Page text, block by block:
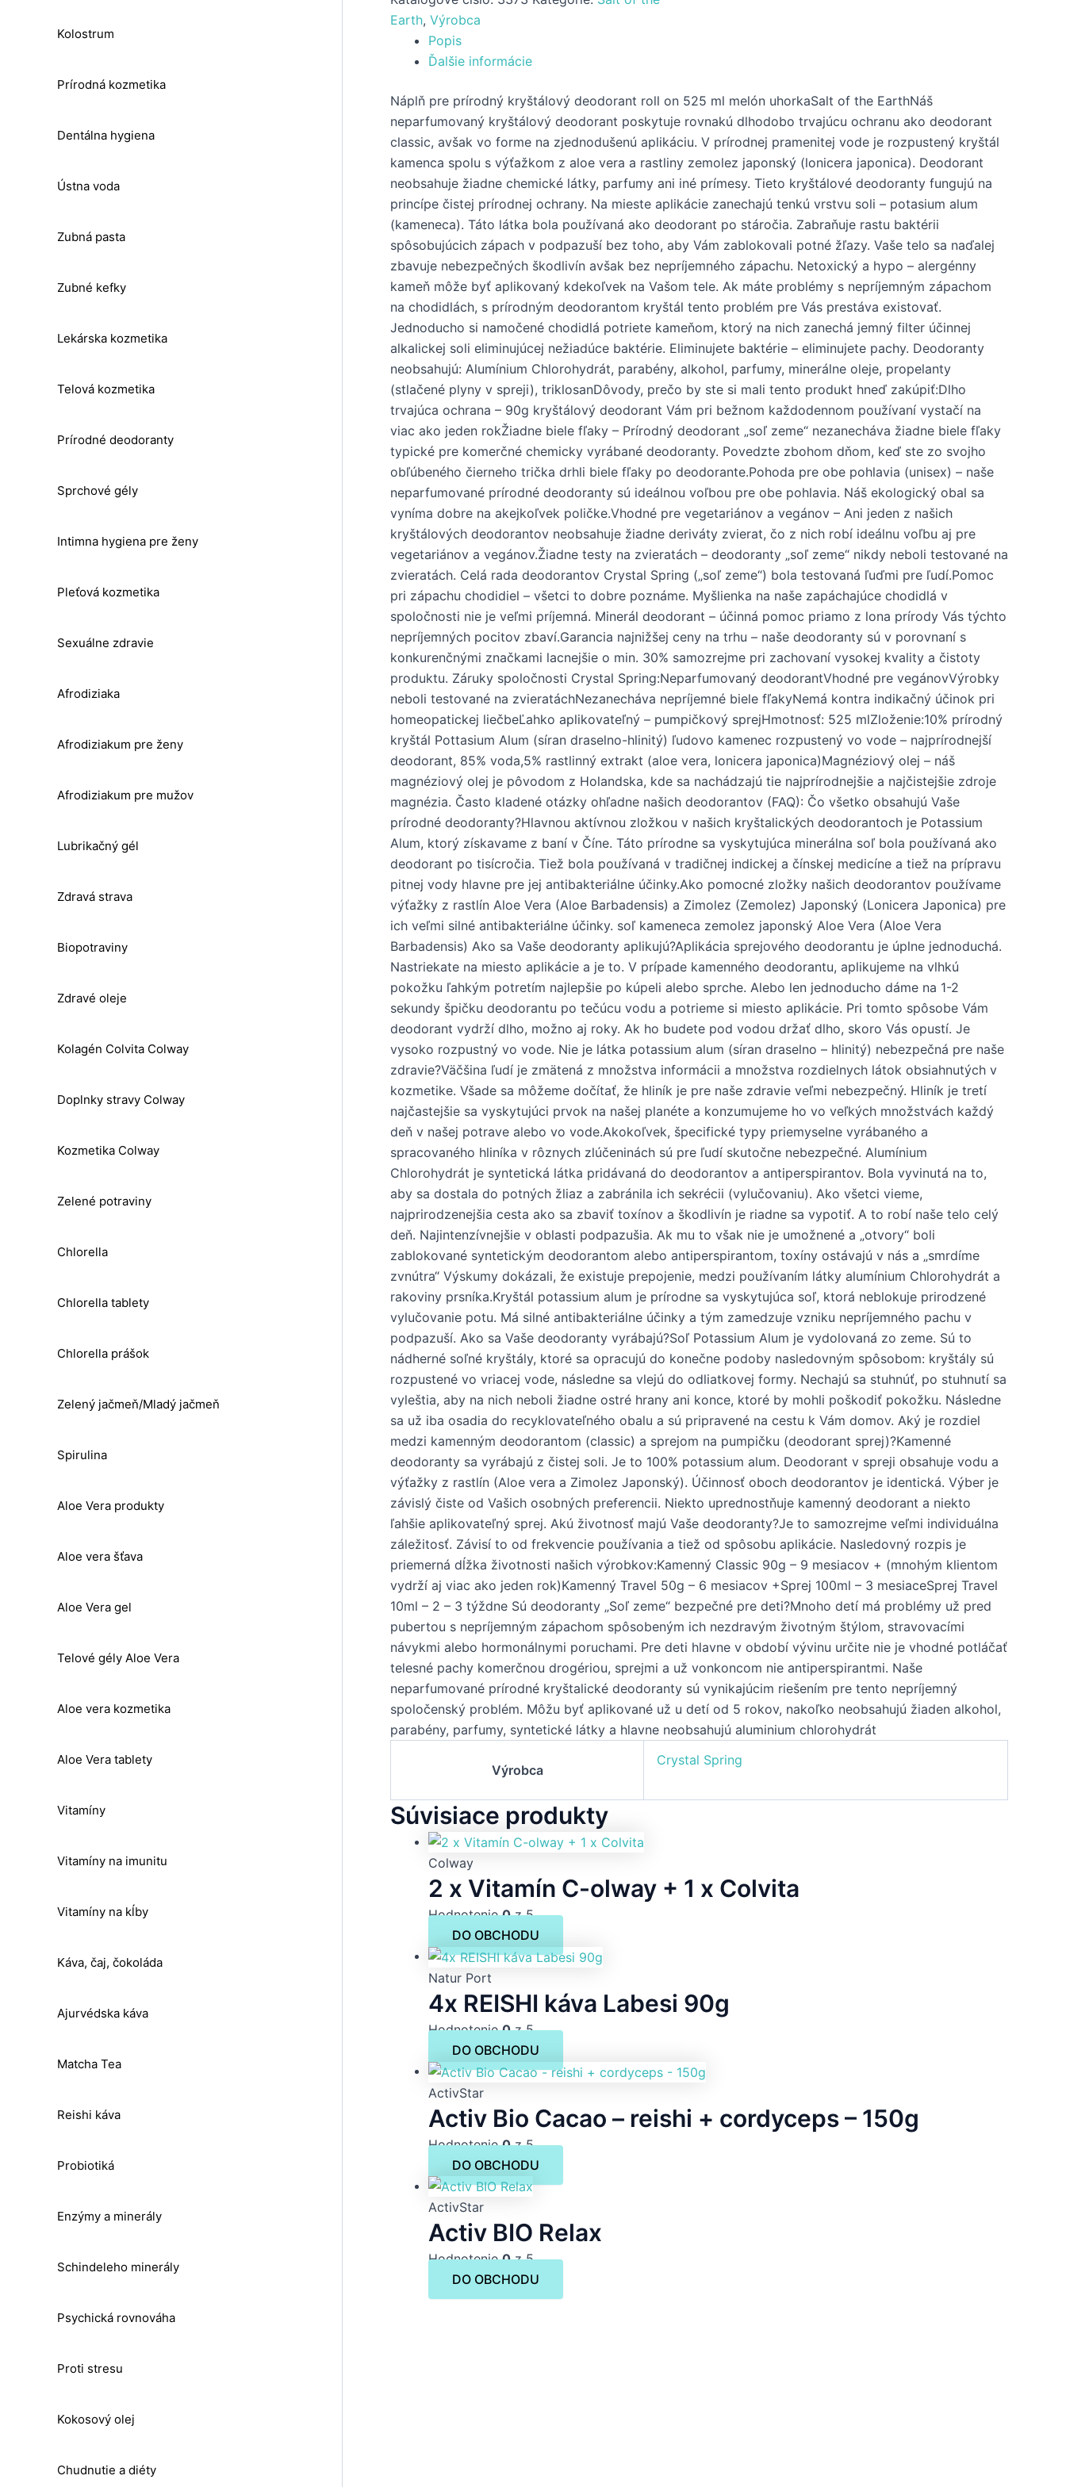
Kolostrum
Prírodná kozmetika
Dentálna hygiena
Ústna voda
Zubná pasta
Zubné kefky
Lekárska kozmetika
Telová kozmetika
Prírodné deodoranty
Sprchové gély
Intimna hygiena pre ženy
Pleťová kozmetika
Sexuálne zdravie
Afrodiziaka
Afrodiziakum pre ženy
Afrodiziakum pre mužov
Lubrikačný gél
Zdravá strava
Biopotraviny
Zdravé oleje
Kolagén Colvita Colway
Doplnky stravy Colway
Kozmetika Colway
Zelené potraviny
Chlorella
Chlorella tablety
Chlorella prášok
Zelený jačmeň/Mladý jačmeň
Spirulina
Aloe Vera produkty
Aloe vera šťava
Aloe Vera gel
Telové gély Aloe Vera
Aloe vera kozmetika
Aloe Vera tablety
Vitamíny
Vitamíny na imunitu
Vitamíny na kĺby
Káva, čaj, čokoláda
Ajurvédska káva
Matcha Tea
Reishi káva
Probiotiká
Enzýmy a minerály
Schindeleho minerály
Psychická rovnováha
Proti stresu
Kokosový olej
Chudnutie a diéty
Earth, Výrobca
Popis
Ďalšie informácie
Náplň pre prírodný kryštálový deodorant roll on 525 ml melón uhorkaSalt of the EarthNáš
neparfumovaný kryštálový deodorant poskytuje rovnakú dlhodobo trvajúcu ochranu ako deodorant
classic, avšak vo forme na zjednodušenú aplikáciu. V prírodnej pramenitej vode je rozpustený kryštál
kamenca spolu s výťažkom z aloe vera a rastliny zemolez japonský (lonicera japonica). Deodorant
neobsahuje žiadne chemické látky, parfumy ani iné prímesy. Tieto kryštálové deodoranty fungujú na
princípe čistej prírodnej ochrany. Na mieste aplikácie zanechajú tenkú vrstvu soli – potasium alum
(kameneca). Táto látka bola používaná ako deodorant po stáročia. Zabraňuje rastu baktérii
spôsobujúcich zápach v podpazuší bez toho, aby Vám zablokovali potné žľazy. Vaše telo sa naďalej
zbavuje nebezpečných škodlivín avšak bez nepríjemného zápachu. Netoxický a hypo – alergénny
kameň môže byť aplikovaný kdekoľvek na Vašom tele. Ak máte problémy s nepríjemným zápachom
na chodidlách, s prírodným deodorantom kryštál tento problém pre Vás prestáva existovať.
Jednoducho si namočené chodidlá potriete kameňom, ktorý na nich zanechá jemný filter účinnej
alkalickej soli eliminujúcej nežiadúce baktérie. Eliminujete baktérie – eliminujete pachy. Deodoranty
neobsahujú: Alumínium Chlorohydrát, parabény, alkohol, parfumy, minerálne oleje, propelanty
(stlačené plyny v spreji), triklosanDôvody, prečo by ste si mali tento produkt hneď zakúpiť:Dlho
trvajúca ochrana – 90g kryštálový deodorant Vám pri bežnom každodennom používaní vystačí na
viac ako jeden rokŽiadne biele fľaky – Prírodný deodorant „soľ zeme“ nezanecháva žiadne biele fľaky
typické pre komerčné chemicky vyrábané deodoranty. Povedzte zbohom dňom, keď ste zo svojho
obľúbeného čierneho trička drhli biele fľaky po deodorante.Pohoda pre obe pohlavia (unisex) – naše
neparfumované prírodné deodoranty sú ideálnou voľbou pre obe pohlavia. Náš ekologický obal sa
vyníma dobre na akejkoľvek poličke.Vhodné pre vegetariánov a vegánov – Ani jeden z našich
kryštálových deodorantov neobsahuje žiadne deriváty zvierat, čo z nich robí ideálnu voľbu aj pre
vegetariánov a vegánov.Žiadne testy na zvieratách – deodoranty „soľ zeme“ nikdy neboli testované na
zvieratách. Celá rada deodorantov Crystal Spring („soľ zeme“) bola testovaná ľuďmi pre ľudí.Pomoc
pri zápachu chodidiel – všetci to dobre poznáme. Myšlienka na naše zapáchajúce chodidlá v
spoločnosti nie je veľmi príjemná. Minerál deodorant – účinná pomoc priamo z lona prírody Vás týchto
nepríjemných pocitov zbaví.Garancia najnižšej ceny na trhu – naše deodoranty sú v porovnaní s
konkurenčnými značkami lacnejšie o min. 30% samozrejme pri zachovaní vysokej kvality a čistoty
produktu. Záruky spoločnosti Crystal Spring:Neparfumovaný deodorantVhodné pre vegánovVýrobky
neboli testované na zvieratáchNezanecháva nepríjemné biele fľakyNemá kontra indikačný účinok pri
homeopatickej liečbeĽahko aplikovateľný – pumpičkový sprejHmotnosť: 525 mlZloženie:10% prírodný
kryštál Pottasium Alum (síran draselno-hlinitý) ľudovo kamenec rozpustený vo vode – najprírodnejší
deodorant, 85% voda,5% rastlinný extrakt (aloe vera, lonicera japonica)Magnéziový olej – náš
magnéziový olej je pôvodom z Holandska, kde sa nachádzajú tie najprírodnejšie a najčistejšie zdroje
magnézia. Často kladené otázky ohľadne našich deodorantov (FAQ): Čo všetko obsahujú Vaše
prírodné deodoranty?Hlavnou aktívnou zložkou v našich kryštalických deodorantoch je Potassium
Alum, ktorý získavame z baní v Číne. Táto prírodne sa vyskytujúca minerálna soľ bola používaná ako
deodorant po tisícročia. Tiež bola používaná v tradičnej indickej a čínskej medicíne a tiež na prípravu
pitnej vody hlavne pre jej antibakteriálne účinky.Ako pomocné zložky našich deodorantov používame
výťažky z rastlín Aloe Vera (Aloe Barbadensis) a Zimolez (Zemolez) Japonský (Lonicera Japonica) pre
ich veľmi silné antibakteriálne účinky. soľ kameneca zemolez japonský Aloe Vera (Aloe Vera
Barbadensis) Ako sa Vaše deodoranty aplikujú?Aplikácia sprejového deodorantu je úplne jednoduchá.
Nastriekate na miesto aplikácie a je to. V prípade kamenného deodorantu, aplikujeme na vlhkú
pokožku ľahkým potretím najlepšie po kúpeli alebo sprche. Alebo len jednoducho dáme na 1-2
sekundy špičku deodorantu po tečúcu vodu a potrieme si miesto aplikácie. Pri tomto spôsobe Vám
deodorant vydrží dlho, možno aj roky. Ak ho budete pod vodou držať dlho, skoro Vás opustí. Je
vysoko rozpustný vo vode. Nie je látka potassium alum (síran draselno – hlinitý) nebezpečná pre naše
zdravie?Väčšina ľudí je zmätená z množstva informácii a množstva rozdielnych látok obsiahnutých v
kozmetike. Všade sa môžeme dočítať, že hliník je pre naše zdravie veľmi nebezpečný. Hliník je tretí
najčastejšie sa vyskytujúci prvok na našej planéte a konzumujeme ho vo veľkých množstvách každý
deň v našej potrave alebo vo vode.Akokoľvek, špecifické typy priemyselne vyrábaného a
spracovaného hliníka v rôznych zlúčeninách sú pre ľudí skutočne nebezpečné. Alumínium
Chlorohydrát je syntetická látka pridávaná do deodorantov a antiperspirantov. Bola vyvinutá na to,
aby sa dostala do potných žliaz a zabránila ich sekrécii (vylučovaniu). Ako všetci vieme,
najprirodzenejšia cesta ako sa zbaviť toxínov a škodlivín je riadne sa vypotiť. A to robí naše telo celý
deň. Najintenzívnejšie v oblasti podpazušia. Ak mu to však nie je umožnené a „otvory“ boli
zablokované syntetickým deodorantom alebo antiperspirantom, toxíny ostávajú v nás a „smrdíme
zvnútra“ Výskumy dokázali, že existuje prepojenie, medzi používaním látky alumínium Chlorohydrát a
rakoviny prsníka.Kryštál potassium alum je prírodne sa vyskytujúca soľ, ktorá neblokuje prirodzené
vylučovanie potu. Má silné antibakteriálne účinky a tým zamedzuje vzniku nepríjemného pachu v
podpazuší. Ako sa Vaše deodoranty vyrábajú?Soľ Potassium Alum je vydolovaná zo zeme. Sú to
nádherné soľné kryštály, ktoré sa opracujú do konečne podoby nasledovným spôsobom: kryštály sú
rozpustené vo vriacej vode, následne sa vlejú do odliatkovej formy. Nechajú sa stuhnúť, po stuhnutí sa
vyleštia, aby na nich neboli žiadne ostré hrany ani konce, ktoré by mohli poškodiť pokožku. Následne
sa už iba osadia do recyklovateľného obalu a sú pripravené na cestu k Vám domov. Aký je rozdiel
medzi kamenným deodorantom (classic) a sprejom na pumpičku (deodorant sprej)?Kamenné
deodoranty sa vyrábajú z čistej soli. Je to 100% potassium alum. Deodorant v spreji obsahuje vodu a
výťažky z rastlín (Aloe vera a Zimolez Japonský). Účinnosť oboch deodorantov je identická. Výber je
závislý čiste od Vašich osobných preferencii. Niekto uprednostňuje kamenný deodorant a niekto
ľahšie aplikovateľný sprej. Akú životnosť majú Vaše deodoranty?Je to samozrejme veľmi individuálna
záležitosť. Závisí to od frekvencie používania a tiež od spôsobu aplikácie. Nasledovný rozpis je
priemerná dĺžka životnosti našich výrobkov:Kamenný Classic 90g – 9 mesiacov + (mnohým klientom
vydrží aj viac ako jeden rok)Kamenný Travel 50g – 6 mesiacov +Sprej 100ml – 3 mesiaceSprej Travel
10ml – 2 – 3 týždne Sú deodoranty „Soľ zeme“ bezpečné pre deti?Mnoho detí má problémy už pred
pubertou s nepríjemným zápachom spôsobeným ich nezdravým životným štýlom, stravovacími
návykmi alebo hormonálnymi poruchami. Pre deti hlavne v období vývinu určite nie je vhodné potláčať
telesné pachy komerčnou drogériou, sprejmi a už vonkoncom nie antiperspirantmi. Naše
neparfumované prírodné kryštalické deodoranty sú vynikajúcim riešením pre tento nepríjemný
spoločenský problém. Môžu byť aplikované už u detí od 5 rokov, nakoľko neobsahujú žiaden alkohol,
parabény, parfumy, syntetické látky a hlavne neobsahujú aluminium chlorohydrát
Výrobca
Crystal Spring
Súvisiace produkty
Colway
2 x Vitamín C-olway + 1 x Colvita
Hodnotenie0z 5
DO OBCHODU
Natur Port
4x REISHI káva Labesi 90g
Hodnotenie0z 5
DO OBCHODU
ActivStar
Activ Bio Cacao – reishi + cordyceps – 150g
Hodnotenie0z 5
DO OBCHODU
ActivStar
Activ BIO Relax
Hodnotenie0z 5
DO OBCHODU